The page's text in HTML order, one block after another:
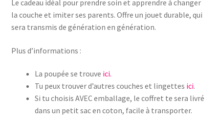
Le cadeau idéal pour prendre soin et apprendre à changer
la couche et imiter ses parents. Offre un jouet durable, qui
sera transmis de génération en génération.
Plus d’informations :
La poupée se trouve ici.
Tu peux trouver d’autres couches et lingettes ici.
Si tu choisis AVEC emballage, le coffret te sera livré
dans un petit sac en coton, facile à transporter.